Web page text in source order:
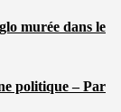
murée dans le
politique – Par